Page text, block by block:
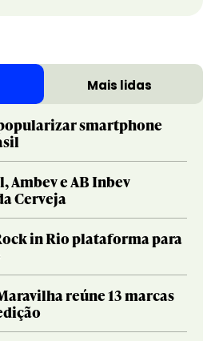
Mais lidas
smartphone
Ambev e AB Inbev
Cerveja
in Rio plataforma para
reúne 13 marcas